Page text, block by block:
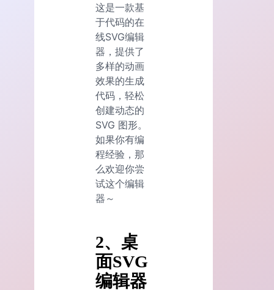
这是一款基
于代码的在
线SVG编辑
器，提供了
多样的动画
效果的生成
代码，轻松
创建动态的
SVG 图形。
如果你有编
程经验，那
么欢迎你尝
试这个编辑
器～
2、桌
面SVG
编辑器